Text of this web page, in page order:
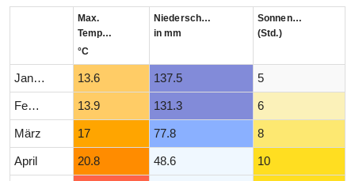
Max.
Temperatur
°C
Niederschlag
in mm
Sonnenstunden
(Std.)
Januar 13.6 137.5 5
Februar 13.9 131.3 6
März 17 77.8 8
April 20.8 48.6 10